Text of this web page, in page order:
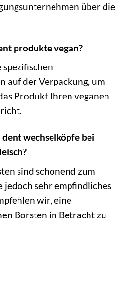
über die
produkte vegan?
spezifischen
auf der Verpackung, um
Produkt Ihren veganen
wechselköpfe bei
sind schonend zum
jedoch sehr empfindliches
wir, eine
Borsten in Betracht zu